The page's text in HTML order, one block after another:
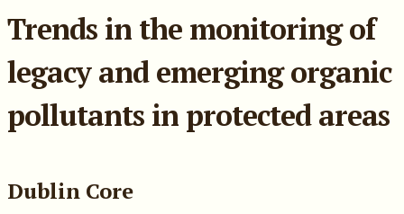
Trends in the monitoring of
legacy and emerging organic
pollutants in protected areas
Dublin Core